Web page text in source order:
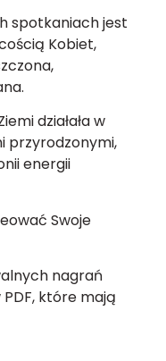
spotkaniach jest
Kobiet,
działała w
przyrodzonymi,
energii
Swoje
nagrań
które mają